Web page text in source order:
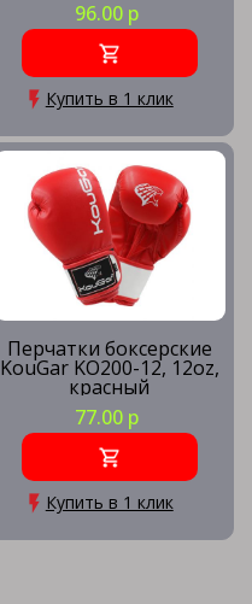
96.00 р
Купить в 1 клик
Перчатки боксерские
KouGar KO200-12, 12oz,
красный
77.00 р
Купить в 1 клик